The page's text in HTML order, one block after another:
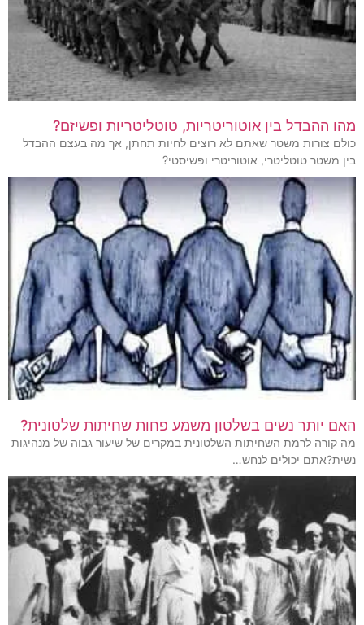
מהו ההבדל בין אוטוריטריות, טוטליטריות ופשיזם?
כולם צורות משטר שאתם לא רוצים לחיות תחתן, אך מה בעצם ההבדל
בין משטר טוטליטרי, אוטוריטרי ופשיסטי?
האם יותר נשים בשלטון משמע פחות שחיתות שלטונית?
מה קורה לרמת השחיתות השלטונית במקרים של שיעור גבוה של מנהיגות
נשית?אתם יכולים לנחש…